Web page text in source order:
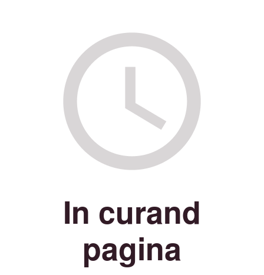
In curand
pagina